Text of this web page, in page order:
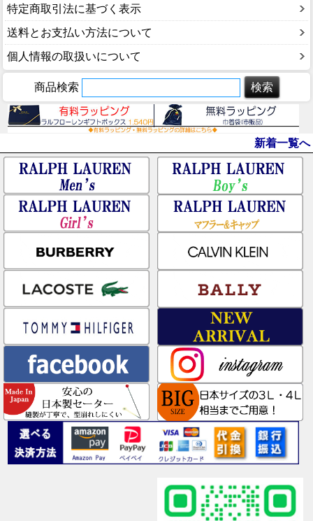
特定商取引法に基づく表示
送料とお支払い方法について
個人情報の取扱いについて
商品検索
新着一覧へ